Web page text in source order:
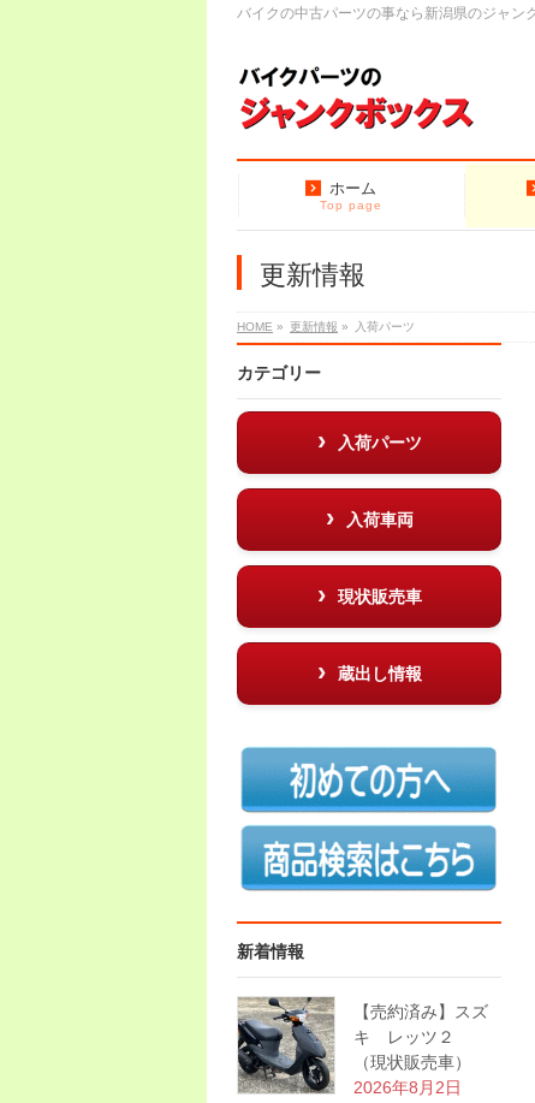
バイクの中古パーツの事なら新潟県のジャン
ホーム
Top page
更新情報
HOME » 更新情報 » 入荷パーツ
カテゴリー
入荷パーツ
入荷車両
現状販売車
蔵出し情報
新着情報
【売約済み】スズ
キ レッツ２
（現状販売車）
2026年8月2日